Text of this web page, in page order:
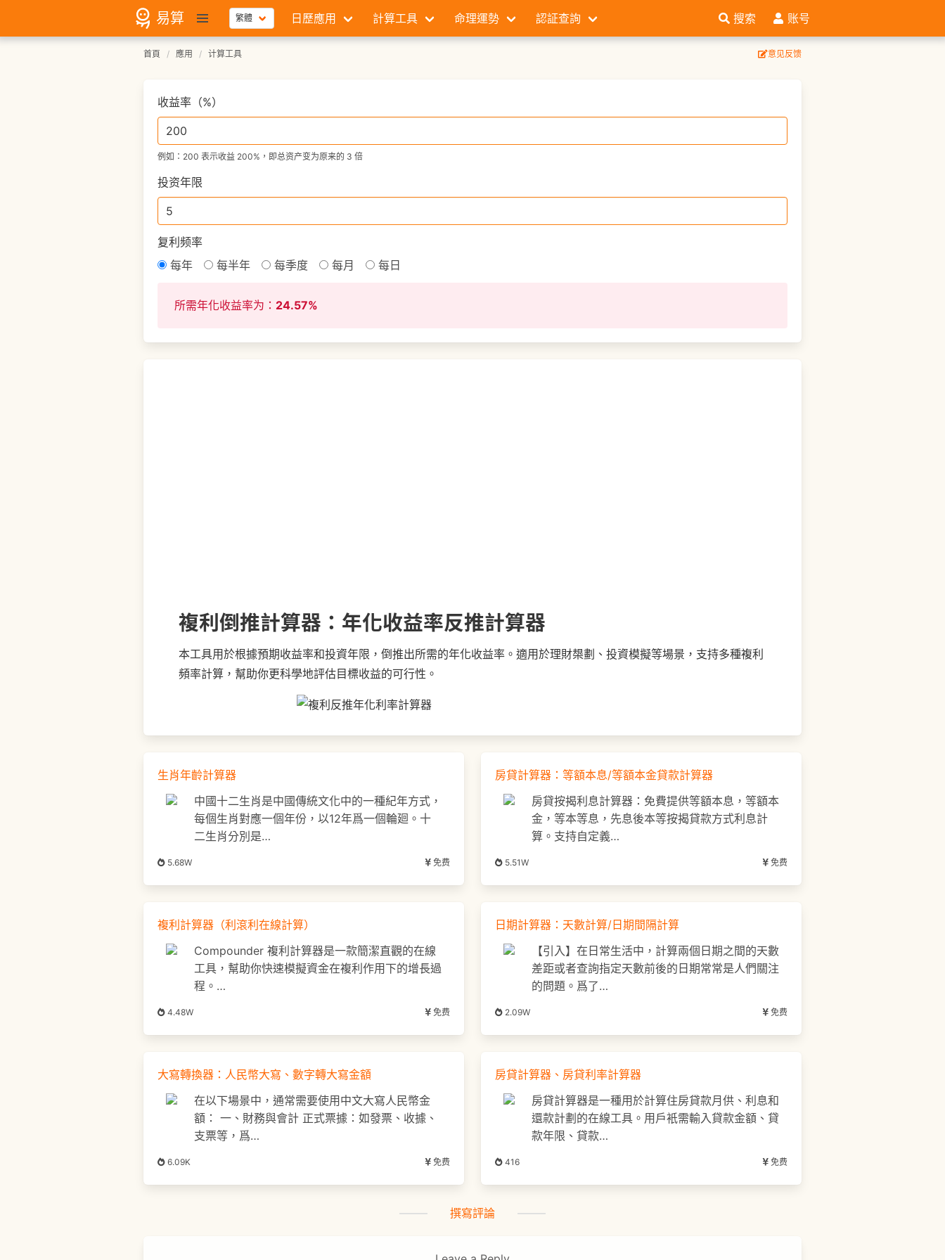
易算 日歷應用 計算工具 命理運勢 認証查詢 搜索 账号
首頁 應用 计算工具 意见反馈
收益率（%）
例如：200 表示收益 200%，即总资产变为原来的 3 倍
投资年限
复利频率
每年
每半年 每季度 每月 每日
所需年化收益率为： 24.57%
複利倒推計算器：年化收益率反推計算器
本工具用於根據預期收益率和投資年限，倒推出所需的年化收益率。適用於理財槼劃、投資模擬等場景，支持多種複利
頻率計算，幫助你更科學地評估目標收益的可行性。
生肖年齡計算器
中國十二生肖是中國傳統文化中的一種紀年方式，
每個生肖對應一個年份，以12年爲一個輪廻。十
二生肖分別是…
5.68W 免费
房貸計算器：等額本息/等額本金貸款計算器
房貸按揭利息計算器：免費提供等額本息，等額本
金，等本等息，先息後本等按揭貸款方式利息計
算。支持自定義…
5.51W 免费
複利計算器（利滾利在線計算）
Compounder 複利計算器是一款簡潔直觀的在線
工具，幫助你快速模擬資金在複利作用下的增長過
程。…
4.48W 免费
日期計算器：天數計算/日期間隔計算
【引入】在日常生活中，計算兩個日期之間的天數
差距或者查詢指定天數前後的日期常常是人們關注
的問題。爲了…
2.09W 免费
大寫轉換器：人民幣大寫、數字轉大寫金額
在以下場景中，通常需要使用中文大寫人民幣金
額： 一、財務與會計 正式票據：如發票、收據、
支票等，爲…
6.09K 免费
房貸計算器、房貸利率計算器
房貸計算器是一種用於計算住房貸款月供、利息和
還款計劃的在線工具。用戶衹需輸入貸款金額、貸
款年限、貸款…
416 免费
撰寫評論